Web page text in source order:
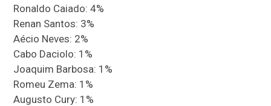
Ronaldo Caiado: 4%
Renan Santos: 3%
Aécio Neves: 2%
Cabo Daciolo: 1%
Joaquim Barbosa: 1%
Romeu Zema: 1%
Augusto Cury: 1%